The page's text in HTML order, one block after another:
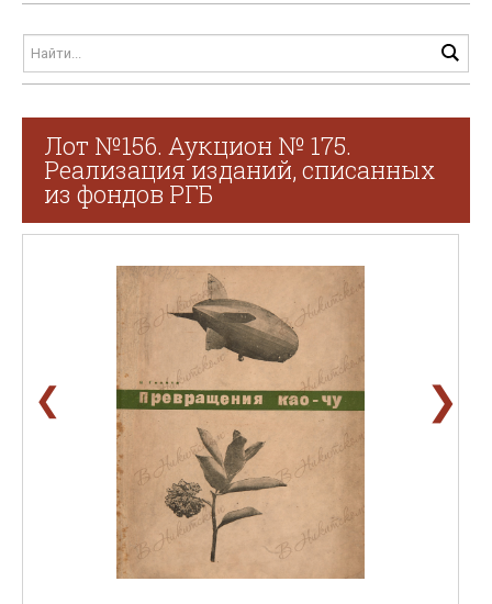
Лот №156. Аукцион № 175.
Реализация изданий, списанных
из фондов РГБ
❮ ❯